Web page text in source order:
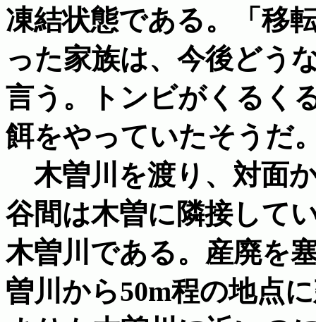
凍結状態である。「移
った家族は、今後どう
言う。トンビがくるく
餌をやっていたそうだ
木曽川を渡り、対面
谷間は木曽に隣接して
木曽川である。産廃を
曽川から50m程の地点